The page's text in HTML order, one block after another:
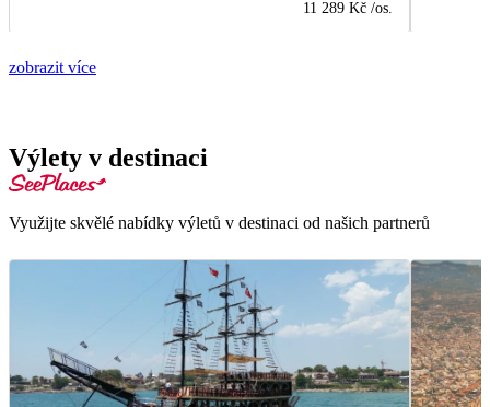
11 289 Kč /os.
zobrazit více
Výlety v destinaci
Využijte skvělé nabídky výletů v destinaci od našich partnerů